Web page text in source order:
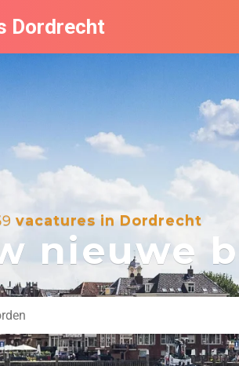
Dordrecht
vacatures in Dordrecht
nieuwe